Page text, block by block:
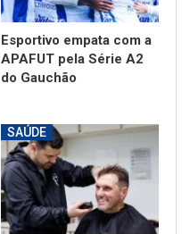
Esportivo empata com a
APAFUT pela Série A2
do Gauchão
SAÚDE